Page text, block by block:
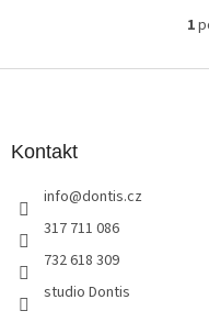
vyšším profilem. Jádro z bílé
1
Kontakt
info@dontis.cz
317 711 086
732 618 309
studio Dontis